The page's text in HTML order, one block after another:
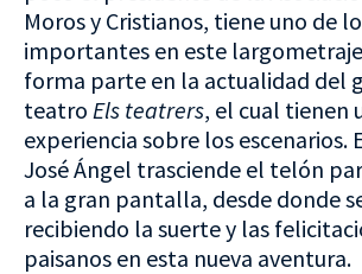
Moros y Cristianos, tiene uno de
importantes en este
forma parte en la actualidad del
teatro Els teatrers, el cual tienen
experiencia sobre los escenarios.
José Ángel trasciende el telón
a la gran pantalla, desde donde
recibiendo la suerte y las
paisanos en esta nueva aventura.